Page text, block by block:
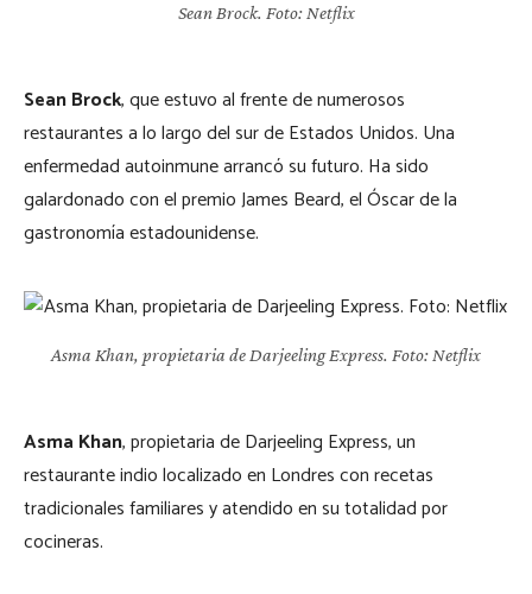
Sean Brock. Foto: Netflix
Sean Brock, que estuvo al frente de numerosos
restaurantes a lo largo del sur de Estados Unidos. Una
enfermedad autoinmune arrancó su futuro. Ha sido
galardonado con el premio James Beard, el Óscar de la
gastronomía estadounidense.
Asma Khan, propietaria de Darjeeling Express. Foto: Netflix
Asma Khan, propietaria de Darjeeling Express, un
restaurante indio localizado en Londres con recetas
tradicionales familiares y atendido en su totalidad por
cocineras.